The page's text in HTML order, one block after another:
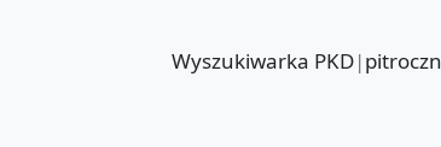
Wyszukiwarka PKD|